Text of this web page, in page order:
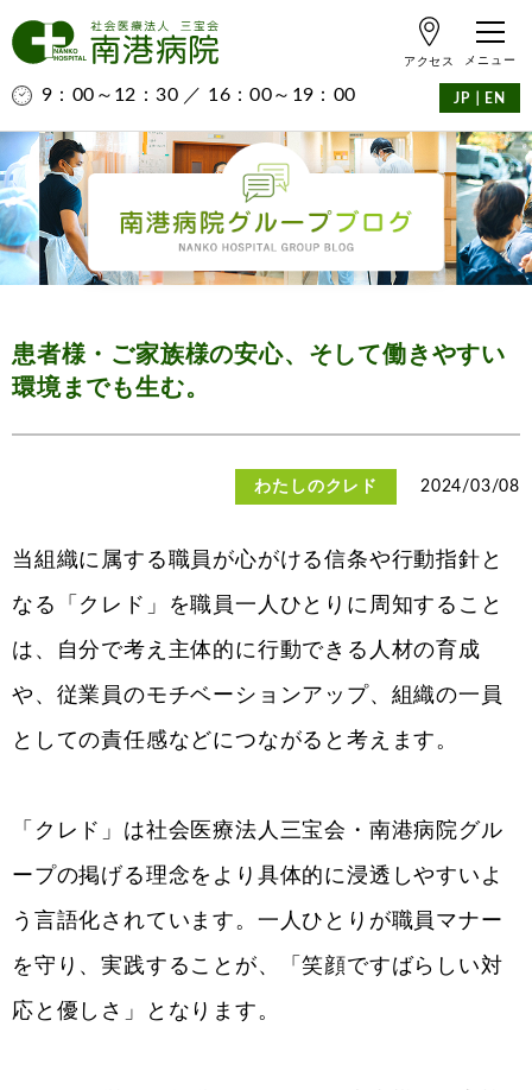
9：00～12：30 ／ 16：00～19：00
アクセス
JP EN
患者様・ご家族様の安心、そして働きやすい
環境までも生む。
わたしのクレド 2024/03/08
当組織に属する職員が心がける信条や行動指針と
なる「クレド」を職員一人ひとりに周知すること
は、自分で考え主体的に行動できる人材の育成
や、従業員のモチベーションアップ、組織の一員
としての責任感などにつながると考えます。
「クレド」は社会医療法人三宝会・南港病院グル
ープの掲げる理念をより具体的に浸透しやすいよ
う言語化されています。一人ひとりが職員マナー
を守り、実践することが、「笑顔ですばらしい対
応と優しさ」となります。